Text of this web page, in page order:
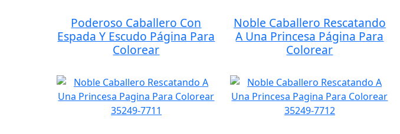
Poderoso Caballero Con
Espada Y Escudo Página Para
Colorear
Noble Caballero Rescatando
A Una Princesa Página Para
Colorear